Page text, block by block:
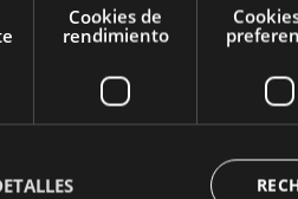
como al teatro
- Madrid
Cookies de
rendimiento